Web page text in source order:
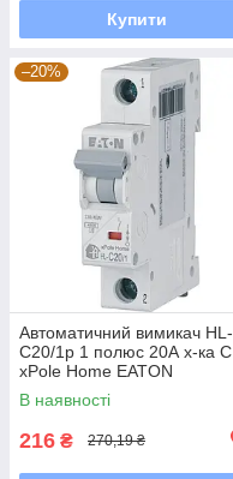
Купити
–20%
Автоматичний вимикач HL-
С20/1р 1 полюс 20А х-ка С
xPole Home EATON
В наявності
216 ₴ 270,19 ₴